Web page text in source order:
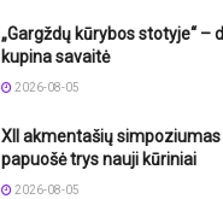
„Gargždų kūrybos stotyje“ –
kupina savaitė
2026-08-05
XII akmentašių
papuošė trys nauji kūriniai
2026-08-05